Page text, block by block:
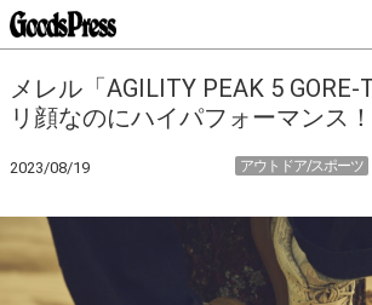
メレル「AGILITY PEAK 5
リ顔なのにハイパフォーマンス！
2023/08/19 アウトドア/スポーツ